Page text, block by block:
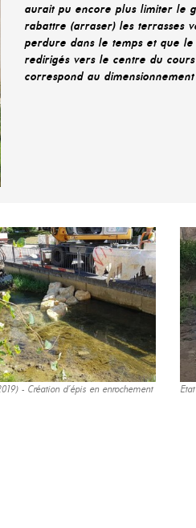
aurait pu encore plus limiter le
rabattre (arraser) les terrasses
perdure dans le temps et que
redirigés vers le centre du
correspond au
- Création d’épis en enrochement